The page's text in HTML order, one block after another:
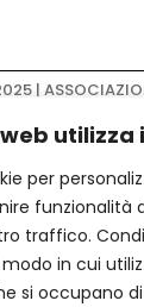
utilizza
per
funzionalità
traffico.
in cui
si occupano
|
e Urbino) |
|Cookie policy
credits